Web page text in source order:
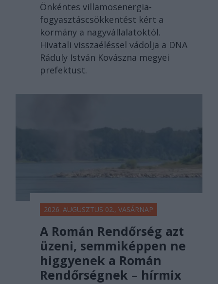
Önkéntes villamosenergia-
fogyasztáscsökkentést kért a
kormány a nagyvállalatoktól.
Hivatali visszaéléssel vádolja a DNA
Ráduly István Kovászna megyei
prefektust.
2026. AUGUSZTUS 02., VASÁRNAP
A Román Rendőrség azt
üzeni, semmiképpen ne
higgyenek a Román
Rendőrségnek – hírmix